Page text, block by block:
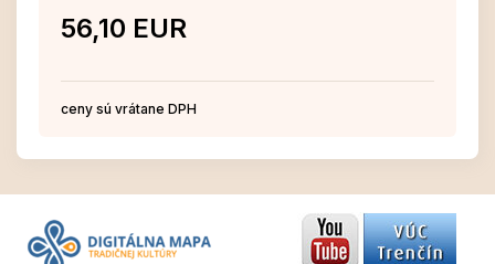
56,10 EUR
ceny sú vrátane DPH